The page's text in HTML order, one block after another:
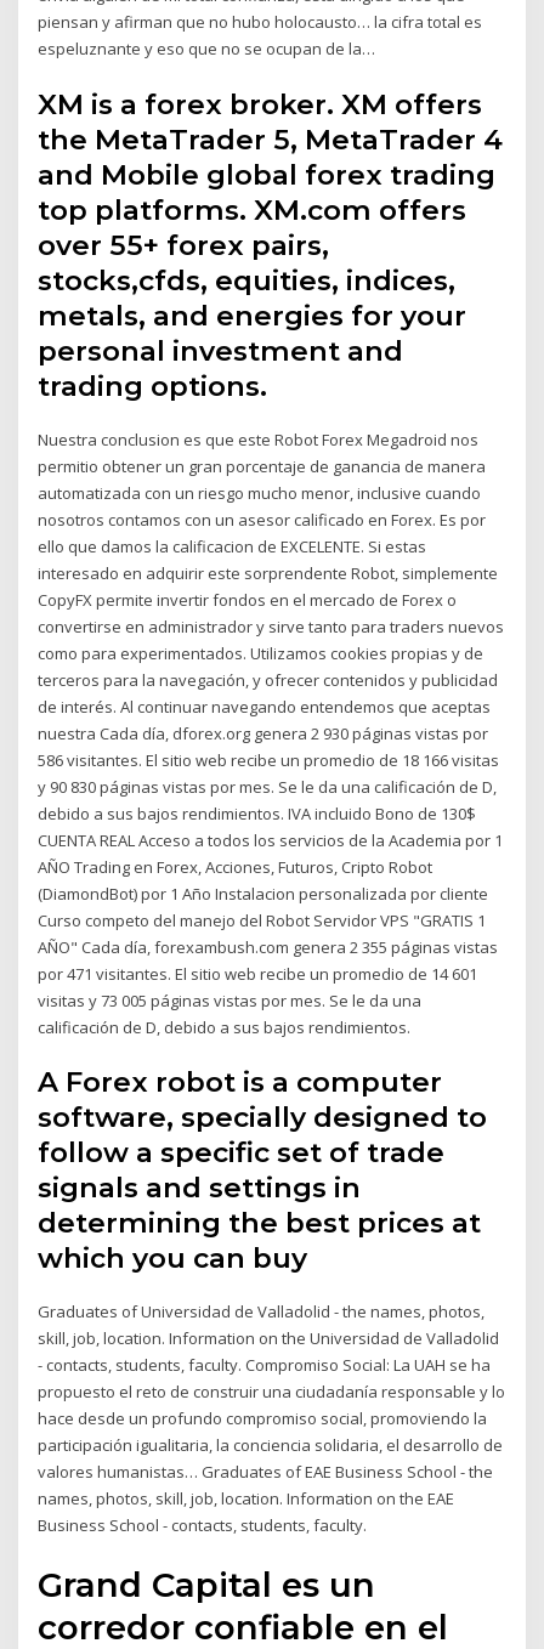
piensan y afirman que no hubo holocausto… la cifra total es
espeluznante y eso que no se ocupan de la…
XM is a forex broker. XM offers
the MetaTrader 5, MetaTrader 4
and Mobile global forex trading
top platforms. XM.com offers
over 55+ forex pairs,
stocks,cfds, equities, indices,
metals, and energies for your
personal investment and
trading options.
Nuestra conclusion es que este Robot Forex Megadroid nos
permitio obtener un gran porcentaje de ganancia de manera
automatizada con un riesgo mucho menor, inclusive cuando
nosotros contamos con un asesor calificado en Forex. Es por
ello que damos la calificacion de EXCELENTE. Si estas
interesado en adquirir este sorprendente Robot, simplemente
CopyFX permite invertir fondos en el mercado de Forex o
convertirse en administrador y sirve tanto para traders nuevos
como para experimentados. Utilizamos cookies propias y de
terceros para la navegación, y ofrecer contenidos y publicidad
de interés. Al continuar navegando entendemos que aceptas
nuestra Cada día, dforex.org genera 2 930 páginas vistas por
586 visitantes. El sitio web recibe un promedio de 18 166 visitas
y 90 830 páginas vistas por mes. Se le da una calificación de D,
debido a sus bajos rendimientos. IVA incluido Bono de 130$
CUENTA REAL Acceso a todos los servicios de la Academia por 1
AÑO Trading en Forex, Acciones, Futuros, Cripto Robot
(DiamondBot) por 1 Año Instalacion personalizada por cliente
Curso competo del manejo del Robot Servidor VPS "GRATIS 1
AÑO" Cada día, forexambush.com genera 2 355 páginas vistas
por 471 visitantes. El sitio web recibe un promedio de 14 601
visitas y 73 005 páginas vistas por mes. Se le da una
calificación de D, debido a sus bajos rendimientos.
A Forex robot is a computer
software, specially designed to
follow a specific set of trade
signals and settings in
determining the best prices at
which you can buy
Graduates of Universidad de Valladolid - the names, photos,
skill, job, location. Information on the Universidad de Valladolid
- contacts, students, faculty. Compromiso Social: La UAH se ha
propuesto el reto de construir una ciudadanía responsable y lo
hace desde un profundo compromiso social, promoviendo la
participación igualitaria, la conciencia solidaria, el desarrollo de
valores humanistas… Graduates of EAE Business School - the
names, photos, skill, job, location. Information on the EAE
Business School - contacts, students, faculty.
Grand Capital es un
corredor confiable en el